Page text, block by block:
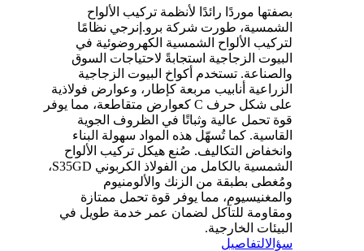
بصفتها موردًا رائدًا لأنظمة تركيب الألواح
الشمسية، طورت شركة برو.إنرجي نظامًا
لتركيب الألواح الشمسية الكهروضوئية في
البيوت الزجاجية استجابةً لاحتياجات السوق
والصناعة. تستخدم أكواخ البيوت الزجاجية
الزراعية أنابيب مربعة كإطار، وعوارض فولاذية
على شكل حرف C كعوارض متقاطعة، مما يوفر
قوة تحمل عالية وثباتًا في الظروف الجوية
القاسية. كما تُسهّل هذه المواد سهولة البناء
وانخفاض التكاليف. صُنع هيكل تركيب الألواح
الشمسية بالكامل من الفولاذ الكربوني S35GD،
ومُغطى بطبقة من الزنك والألومنيوم
والمغنيسيوم، مما يوفر قوة تحمل ممتازة
ومقاومة للتآكل لضمان عمر خدمة طويل في
البيئات الخارجية.
سؤالالتفاصيل